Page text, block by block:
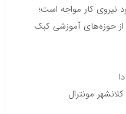
نیروی کار مواجه است؛
حوزه‌های آموزشی کبک
مونترال